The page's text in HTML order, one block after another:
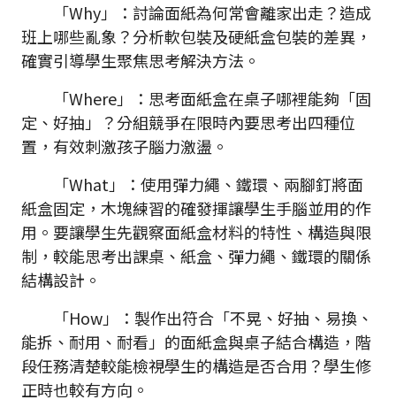
「Why」：討論面紙為何常會離家出走？造成
班上哪些亂象？分析軟包裝及硬紙盒包裝的差異，
確實引導學生聚焦思考解決方法。
「Where」：思考面紙盒在桌子哪裡能夠「固
定、好抽」？分組競爭在限時內要思考出四種位
置，有效刺激孩子腦力激盪。
「What」：使用彈力繩、鐵環、兩腳釘將面
紙盒固定，木塊練習的確發揮讓學生手腦並用的作
用。要讓學生先觀察面紙盒材料的特性、構造與限
制，較能思考出課桌、紙盒、彈力繩、鐵環的關係
結構設計。
「How」：製作出符合「不晃、好抽、易換、
能拆、耐用、耐看」的面紙盒與桌子結合構造，階
段任務清楚較能檢視學生的構造是否合用？學生修
正時也較有方向。